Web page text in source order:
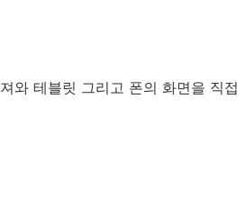
와 테블릿 그리고 폰의 화면을 직접